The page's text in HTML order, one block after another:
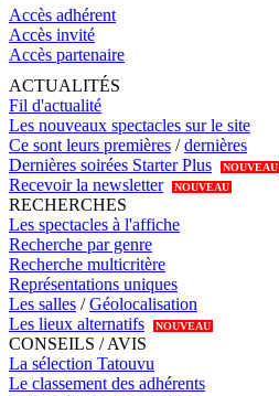
Accès adhérent
Accès invité
Accès partenaire
ACTUALITÉS
Fil d'actualité
Les nouveaux spectacles sur le site
Ce sont leurs premières /dernières
Dernières soirées Starter Plus
NOUVEAU
Recevoir la newsletter NOUVEAU
RECHERCHES
Les spectacles à l'affiche
Recherche par genre
Recherche multicritère
Représentations uniques
Les salles /Géolocalisation
Les lieux alternatifs
NOUVEAU
CONSEILS / AVIS
La sélection Tatouvu
Le classement des adhérents